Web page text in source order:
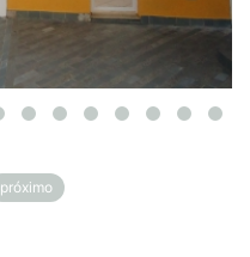
próximo